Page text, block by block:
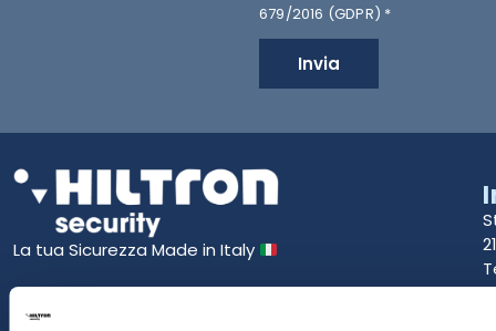
679/2016 (GDPR) *
Invia
La tua Sicurezza Made in Italy